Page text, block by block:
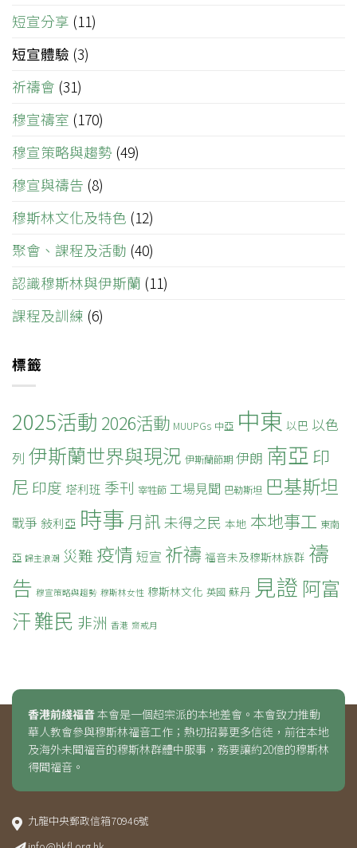
短宣分享 (11)
短宣體驗 (3)
祈禱會 (31)
穆宣禱室 (170)
穆宣策略與趨勢 (49)
穆宣與禱告 (8)
穆斯林文化及特色 (12)
聚會、課程及活動 (40)
認識穆斯林與伊斯蘭 (11)
課程及訓練 (6)
標籤
2025活動 2026活動 MUUPGs 中亞 中東 以巴 以色
列 伊斯蘭世界與現況 伊斯蘭節期 伊朗 南亞印
尼 印度 塔利班 季刊 宰牲節 工場見聞 巴勒斯坦 巴基斯坦
戰爭 敍利亞 時事 月訊未得之民 本地 本地事工 東南
亞 歸主浪潮 災難 疫情 短宣 祈禱 福音未及穆斯林族群 禱
告 穆宣策略與趨勢 穆斯林女性 穆斯林文化 英國 蘇丹 見證 阿富
汗難民 非洲 香港 齋戒月
香港前綫福音本會是一個超宗派的本地差會。本會致力推動
華人教會參與穆斯林福音工作；熱切招募更多信徒，前往本地
及海外未聞福音的穆斯林群體中服事，務要讓約20億的穆斯林
得聞福音。
九龍中央郵政信箱70946號